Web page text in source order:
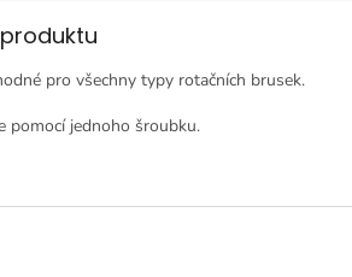
pro všechny typy rotačních brusek.
pomocí jednoho šroubku.